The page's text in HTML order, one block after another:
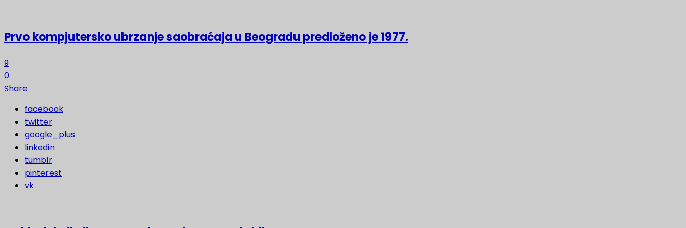
Prvo kompjutersko ubrzanje saobraćaja u Beogradu predloženo je 1977.
9
0
Share
facebook
twitter
google_plus
linkedin
tumblr
pinterest
vk